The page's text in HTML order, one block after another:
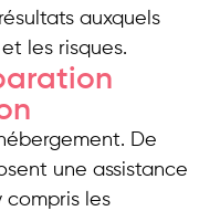
auxquels
les risques.
De
une assistance
compris les